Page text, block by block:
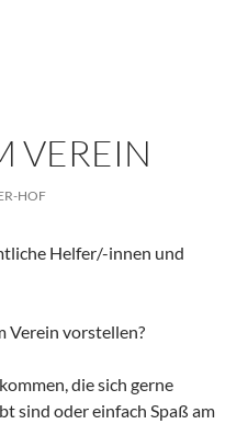
VEREIN
HOF
Helfer/-innen und
Verein vorstellen?
die sich gerne
sind oder einfach Spaß am